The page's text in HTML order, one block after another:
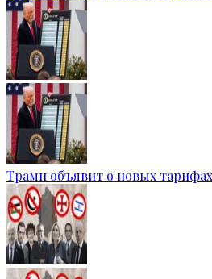
Трамп объявит о новых тарифах